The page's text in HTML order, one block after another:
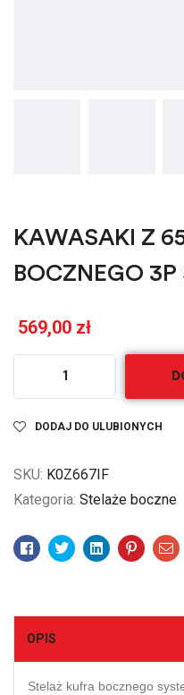
KAWASAKI Z
BOCZNEGO 3P
569,00 zł
DODAJ DO ULUBIONYCH
SKU: K0Z667IF
Kategoria: Stelaże boczne
Facebook
TwitterLinkedin
OPIS
Stelaż kufra bocznego